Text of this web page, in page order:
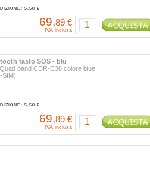
5,50 €
69,89 €
IVA inclusa
tasto SOS - blu
band CDR-C38 colore blue.
SIM)
pollici che ...
5,50 €
69,89 €
IVA inclusa